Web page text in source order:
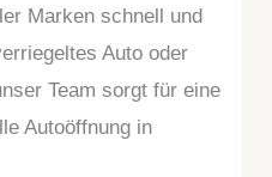
Marken schnell und
Auto oder
Team sorgt für eine
Autoöffnung in